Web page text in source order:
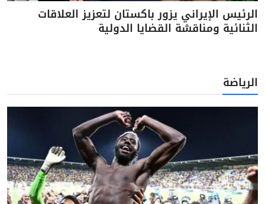
الرئيس الإيراني يزور باكستان لتعزيز العلاقات
الثنائية ومناقشة القضايا الدولية
الرياضة